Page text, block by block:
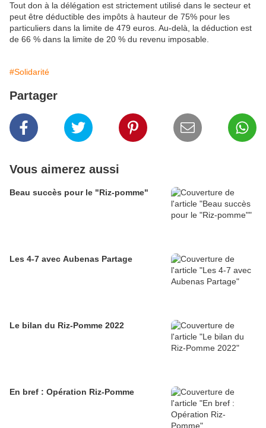
Tout don à la délégation est strictement utilisé dans le secteur et
peut être déductible des impôts à hauteur de 75% pour les
particuliers dans la limite de 479 euros. Au-delà, la déduction est
de 66 % dans la limite de 20 % du revenu imposable.
#Solidarité
Partager
Vous aimerez aussi
Beau succès pour le "Riz-pomme"
Les 4-7 avec Aubenas Partage
Le bilan du Riz-Pomme 2022
En bref : Opération Riz-Pomme